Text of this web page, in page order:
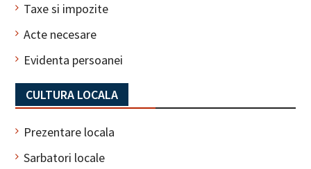
Taxe si impozite
Acte necesare
Evidenta persoanei
CULTURA LOCALA
Prezentare locala
Sarbatori locale